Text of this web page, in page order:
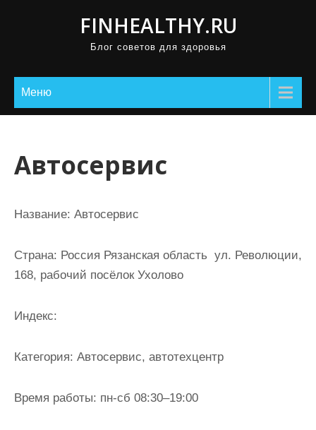
FINHEALTHY.RU
Блог советов для здоровья
Меню
Автосервис
Название: Автосервис
Страна: Россия Рязанская область ул. Революции,
168, рабочий посёлок Ухолово
Индекс:
Категория: Автосервис, автотехцентр
Время работы: пн-сб 08:30–19:00